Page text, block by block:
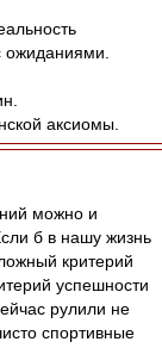
ожиданиями.
аксиомы.
можно и
б в нашу жизнь
критерий
успешности
рулили не
спортивные